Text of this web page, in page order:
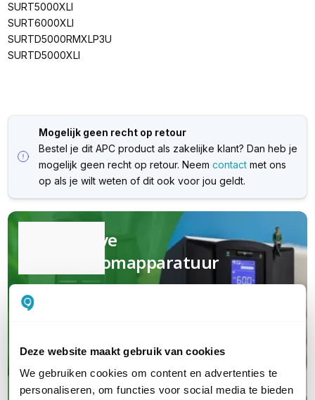
Deze website maakt gebruik van cookies
We gebruiken cookies om content en advertenties te
personaliseren, om functies voor social media te bieden
SURT5000XLI
SURT6000XLI
SURTD5000RMXLP3U
SURTD5000XLI
Mogelijk geen recht op retour
Bestel je dit APC product als zakelijke klant? Dan heb je
mogelijk geen recht op retour. Neem contactmet ons
op als je wilt weten of dit ook voor jou geldt.
Kwalitatieve
(nood)stroomapparatuur
Van UPS en PDU tot serverkasten en
garanties; jouw complete oplossing van
Maak kennis met APC